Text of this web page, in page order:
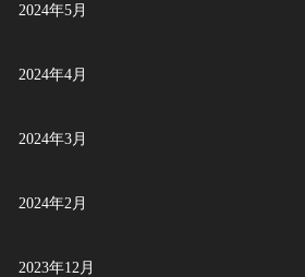
2024年5月
2024年4月
2024年3月
2024年2月
2023年12月